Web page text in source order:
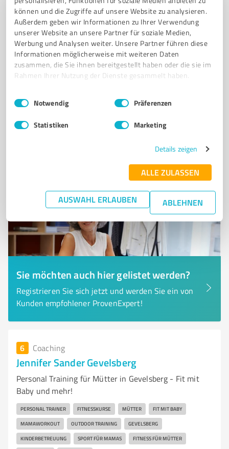
können und die Zugriffe auf unsere Website zu analysieren.
Außerdem geben wir Informationen zu Ihrer Verwendung
unserer Website an unsere Partner für soziale Medien,
Werbung und Analysen weiter. Unsere Partner führen diese
Informationen möglicherweise mit weiteren Daten
zusammen, die Sie ihnen bereitgestellt haben oder die sie im
Rahmen Ihrer Nutzung der Dienste gesammelt haben.
Impressum Datenschutzbestimmungen
Einwilligungsauswahl
Notwendig Präferenzen
Statistiken Marketing
Details zeigen
ALLE ZULASSEN
AUSWAHL ERLAUBEN ABLEHNEN
Work
WENN DU WISSEN WILLST
WO DU ALS MENSCH & ELTERNTEIL GERADE STEHST? WAS DEINE ROLLE IN DER
FAMILIE IST UND WIE DU EINE WAHRHAFTIGE BEZIEHUNG ZU DEINEM PARTNER
DEINEN KINDERN & LETZTLICH ZU DIR SELBST
mail@christianbrowa.de christianbrowa.de/
Sie möchten auch hier gelistet werden?
Registrieren Sie sich jetzt und werden Sie ein von
Kunden empfohlener ProvenExpert!
6 Coaching
Jennifer Sander Gevelsberg
Personal Training für Mütter in Gevelsberg - Fit mit
Baby und mehr!
PERSONAL TRAINER FITNESSKURSE MÜTTER FIT MIT BABY
MAMAWORKOUT OUTDOOR TRAINING GEVELSBERG
KINDERBETREUUNG SPORT FÜR MAMAS FITNESS FÜR MÜTTER